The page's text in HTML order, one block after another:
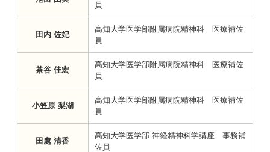
員
田内 佐妃
高知大学医学部附属病院精神科 医療補佐
員
茶谷 佳宏
高知大学医学部附属病院精神科 医療補佐
員
小笠原 梨湖
高知大学医学部附属病院精神科 医療補佐
員
田處 清香
高知大学医学部 神経精神科学講座 事務補
佐員